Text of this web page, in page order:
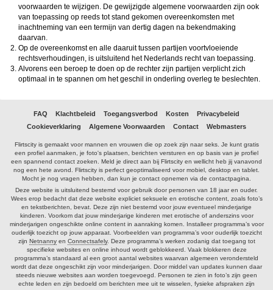
voorwaarden te wijzigen. De gewijzigde algemene voorwaarden zijn ook
van toepassing op reeds tot stand gekomen overeenkomsten met
inachtneming van een termijn van dertig dagen na bekendmaking
daarvan.
Op de overeenkomst en alle daaruit tussen partijen voortvloeiende
rechtsverhoudingen, is uitsluitend het Nederlands recht van toepassing.
Alvorens een beroep te doen op de rechter zijn partijen verplicht zich
optimaal in te spannen om het geschil in onderling overleg te beslechten.
FAQ Klachtbeleid Toegangsverbod Kosten
Privacybeleid
Cookieverklaring
Algemene Voorwaarden Contact Webmasters
Flirtscity is gemaakt voor mannen en vrouwen die op zoek zijn naar seks. Je kunt gratis
een profiel aanmaken, je foto's plaatsen, berichten versturen en op basis van je profiel
een spannend contact zoeken. Meld je direct aan bij Flirtscity en wellicht heb jij vanavond
nog een hete avond. Flirtscity is perfect geoptimaliseerd voor mobiel, desktop en tablet.
Mocht je nog vragen hebben, dan kun je contact opnemen via de contactpagina.
Deze website is uitsluitend bestemd voor gebruik door personen van 18 jaar en ouder.
Wees erop bedacht dat deze website expliciet seksuele en erotische content, zoals foto’s
en tekstberichten, bevat. Deze zijn niet bestemd voor jouw eventueel minderjarige
kinderen. Voorkom dat jouw minderjarige kinderen met erotische of anderszins voor
minderjarigen ongeschikte online content in aanraking komen. Installeer programma’s voor
ouderlijk toezicht op jouw apparaat. Voorbeelden van programma’s voor ouderlijk toezicht
zijn Netnannyen Connectsafely. Deze programma’s werken zodanig dat toegang tot
specifieke websites en online inhoud wordt geblokkeerd. Vaak blokkeren deze
programma’s standaard al een groot aantal websites waarvan algemeen verondersteld
wordt dat deze ongeschikt zijn voor minderjarigen. Door middel van updates kunnen daar
steeds nieuwe websites aan worden toegevoegd. Personen te zien in foto’s zijn geen
echte leden en zijn bedoeld om berichten mee uit te wisselen, fysieke afspraken zijn